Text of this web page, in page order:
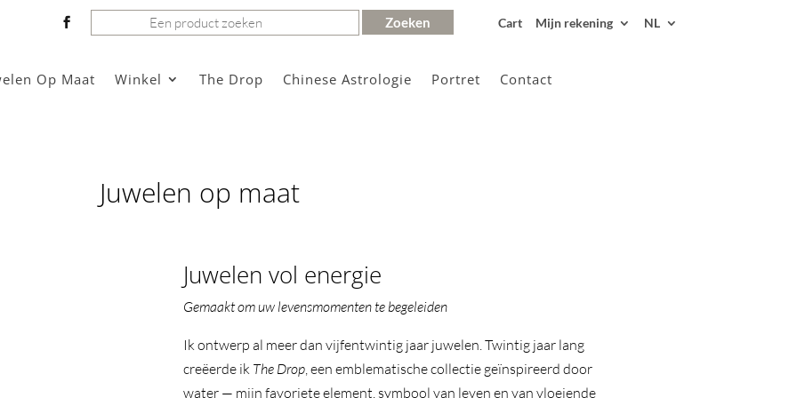
Zoeken
Cart Mijn rekening NL
Op Maat Winkel The Drop Chinese Astrologie Portret Contact
Juwelen op maat
Juwelen vol energie
Gemaakt om uw levensmomenten te begeleiden
Ik ontwerp al meer dan vijfentwintig jaar juwelen. Twintig jaar lang
creëerde ik The Drop , een emblematische collectie geïnspireerd door
water — mijn favoriete element, symbool van leven en van vloeiende